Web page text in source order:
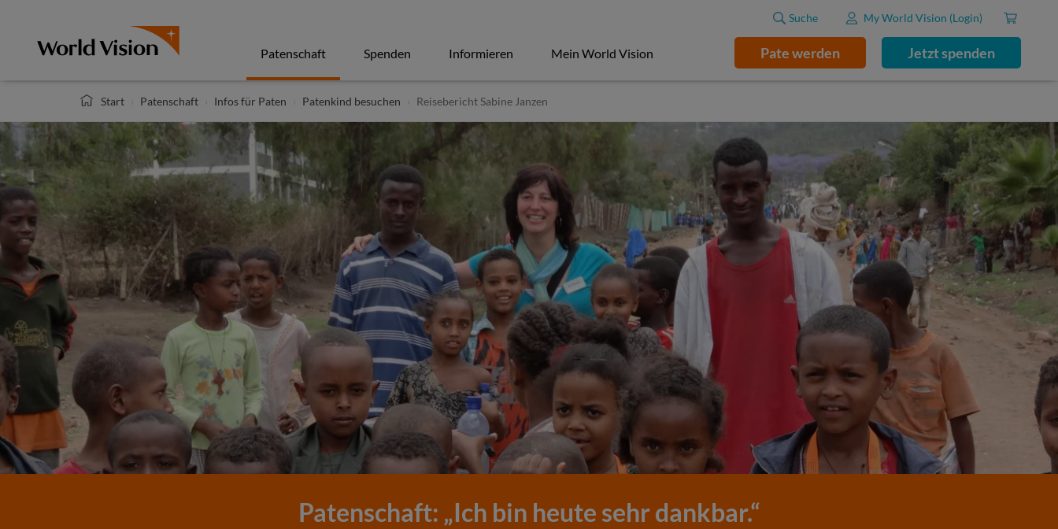
Patenschaft Spenden Informieren Mein World Vision Pate werden Jetzt spenden
Suche My World Vision (Login)
Start Patenschaft Infos für Paten Patenkind besuchen Reisebericht Sabine Janzen
Patenschaft: „Ich bin heute sehr dankbar.“